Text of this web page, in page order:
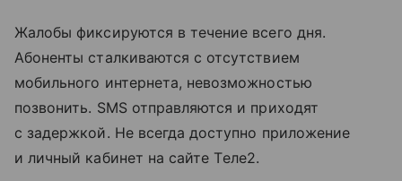
Жалобы фиксируются в течение всего дня.
Абоненты сталкиваются с отсутствием
мобильного интернета, невозможностью
позвонить. SMS отправляются и приходят
с задержкой. Не всегда доступно приложение
и личный кабинет на сайте Tеле2.